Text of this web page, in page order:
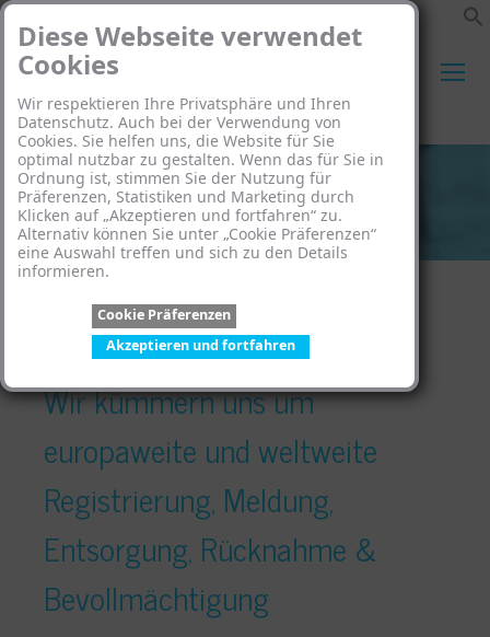
Diese Webseite verwendet
Cookies
Wir respektieren Ihre Privatsphäre und Ihren
Datenschutz. Auch bei der Verwendung von
Cookies. Sie helfen uns, die Website für Sie
optimal nutzbar zu gestalten. Wenn das für Sie in
Ordnung ist, stimmen Sie der Nutzung für
Präferenzen, Statistiken und Marketing durch
Klicken auf „Akzeptieren und fortfahren“ zu.
Alternativ können Sie unter „Cookie Präferenzen“
eine Auswahl treffen und sich zu den Details
informieren.
Cookie Präferenzen
Akzeptieren und fortfahren
Search:
Sie wollen Waren ins
Ausland exportieren?
Wir kümmern uns um
europaweite und weltweite
Registrierung, Meldung,
Entsorgung, Rücknahme &
Bevollmächtigung